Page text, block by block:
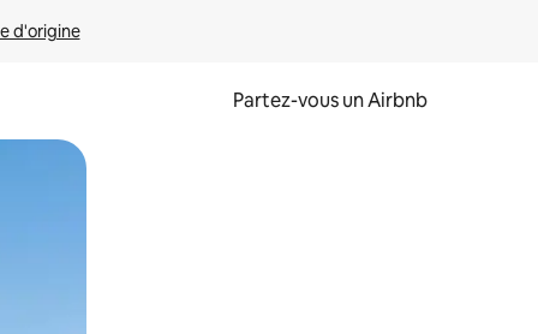
d'origine
Partez-vous un Airbnb